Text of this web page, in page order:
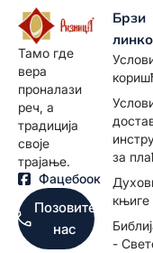
Тамо где
вера
проналази
реч, а
традиција
своје
трајање.
Фацебоок
Позовите
нас
Брзи
за
књиге
-